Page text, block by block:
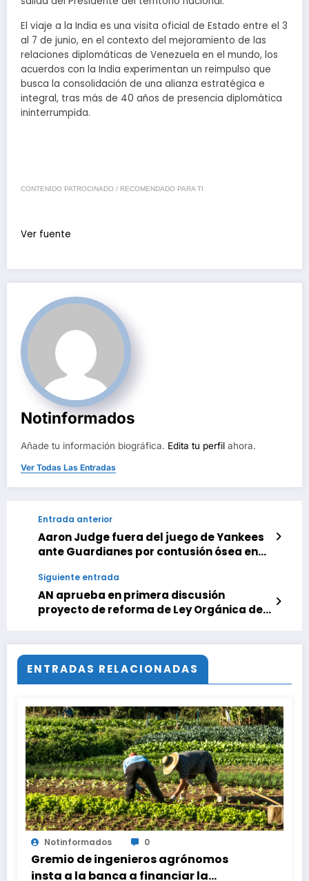
El viaje a la India es una visita oficial de Estado entre el 3
al 7 de junio, en el contexto del mejoramiento de las
relaciones diplomáticas de Venezuela en el mundo, los
acuerdos con la India experimentan un reimpulso que
busca la consolidación de una alianza estratégica e
integral, tras más de 40 años de presencia diplomática
ininterrumpida.
CONTENIDO PATROCINADO / RECOMENDADO PARA TI
Ver fuente
Notinformados
Añade tu información biográfica. Edita tu perfil ahora.
Ver Todas Las Entradas
Entrada anterior
Aaron Judge fuera del juego de Yankees
ante Guardianes por contusión ósea en
Siguiente entrada
AN aprueba en primera discusión
proyecto de reforma de Ley Orgánica del
ENTRADAS RELACIONADAS
Notinformados 0
Gremio de ingenieros agrónomos
insta a la banca a financiar la